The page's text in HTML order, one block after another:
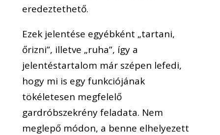
eredeztethető.
Ezek jelentése egyébként „tartani,
őrizni”, illetve „ruha”, így a
jelentéstartalom már szépen lefedi,
hogy mi is egy funkciójának
tökéletesen megfelelő
gardróbszekrény feladata. Nem
meglepő módon, a benne elhelyezett